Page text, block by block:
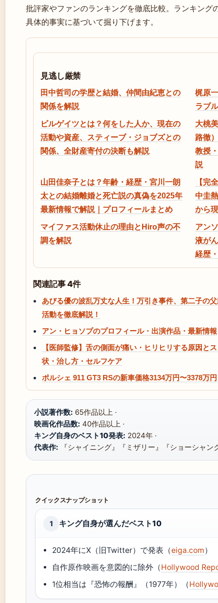
批評家やファンのランキングを徹底比較。ランキング
具体的事実に基づいて掘り下げます。
見逃し厳禁
田中哲司の学歴と結婚、仲間由紀恵との
関係を解説
梶原
ラブ
ビルゲイツとは？何をした人か、現在の
活動や資産、スティーブ・ジョブズとの
関係、全財産寄付の決断も解説
大桃
路徹
教授
説
山田佳奈子とは？年齢・経歴・宮川一朗
太との結婚離婚と死亡説の真偽を2025年
最新情報で解説｜プロフィールまとめ
【完
中圭
から
マイファス活動休止の理由とHiro声の不
調を解説
アン
液が
経歴
関連記事 4件
あびる優の波乱万丈な人生！万引き事件、第二子の
活動を徹底解説！
アン・ヒョソプのプロフィール・出演作品・最新情報
【医師監修】舌の側面が痛い・ヒリヒリする原因と
状・治し方・セルフケア
ポルシェ 911 GT3 RSの新車価格3134万円〜3378万
小説著作数: 65作品以上 ·
映画化作品数: 40作品以上 ·
キング自身のベスト10発表: 2024年 ·
代表作: 『シャイニング』『ミザリー』『ショーシャン
クイックスナップショット
1 キング自身が選んだベスト10
2024年にX（旧Twitter）で発表（eiga.com）
自作原作映画を意図的に除外（Hollywood
1位相当は『恐怖の報酬』（1977年）（